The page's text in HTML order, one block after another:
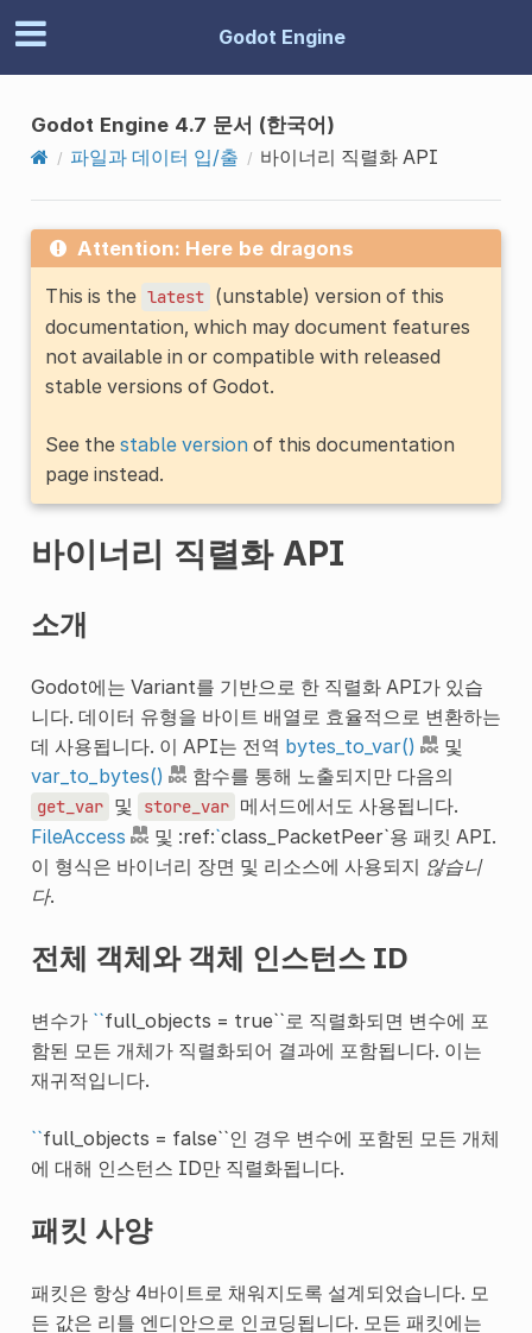
Godot Engine
Godot Engine 4.7 문서 (한국어)
파일과 데이터 입/출
바이너리 직렬화 API
Attention: Here be dragons
This is the latest (unstable) version of this
documentation, which may document features
not available in or compatible with released
stable versions of Godot.
See the stable versionof this documentation
page instead.
바이너리 직렬화 API
소개
Godot에는 Variant를 기반으로 한 직렬화 API가 있습
니다. 데이터 유형을 바이트 배열로 효율적으로 변환하는
데 사용됩니다. 이 API는 전역 bytes_to_var()
및
var_to_bytes()
함수를 통해 노출되지만 다음의
get_var 및 store_var 메서드에서도 사용됩니다.
FileAccess
및 :ref:`class_PacketPeer`용 패킷 API.
이 형식은 바이너리 장면 및 리소스에 사용되지 않습니
다.
전체 객체와 객체 인스턴스 ID
변수가 ``full_objects = true``로 직렬화되면 변수에 포
함된 모든 개체가 직렬화되어 결과에 포함됩니다. 이는
재귀적입니다.
``full_objects = false``인 경우 변수에 포함된 모든 개체
에 대해 인스턴스 ID만 직렬화됩니다.
패킷 사양
패킷은 항상 4바이트로 채워지도록 설계되었습니다. 모
든 값은 리틀 엔디안으로 인코딩됩니다. 모든 패킷에는